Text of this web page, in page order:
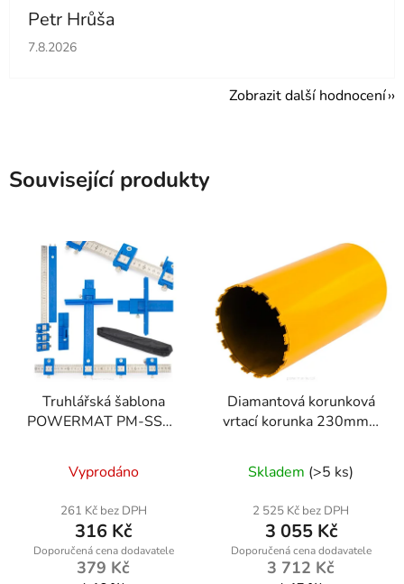
Petr Hrůša
Hodnocení obchodu je 5 z 5 hvězdiček.
7.8.2026
Zobrazit další hodnocení
Související produkty
Truhlářská šablona
POWERMAT PM-SSO-
Vyprodáno
261 Kč bez DPH
316 Kč
379 Kč
Diamantová korunková
vrtací korunka 230mm x
Skladem (>5 ks)
2 525 Kč bez DPH
3 055 Kč
3 712 Kč